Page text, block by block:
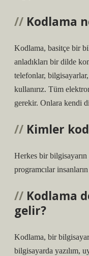
Kodlama
Kodlama, basitçe bir
anladıkları bir dilde
telefonlar,
kullanırız. Tüm
gerekir. Onlara kendi
Kimler
Herkes bir
programcılar
Kodlama
gelir?
Kodlama, bir bilgisayar
bilgisayarda yazılım,